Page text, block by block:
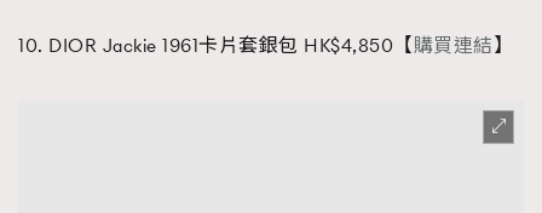
10. DIOR Jackie 1961卡片套銀包 HK$4,850【購買連結】